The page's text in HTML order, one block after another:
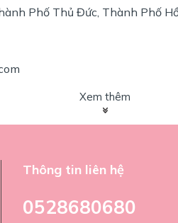
Phố Thủ Đức, Thành Phố
Xem thêm
Thông tin liên hệ
0528680680